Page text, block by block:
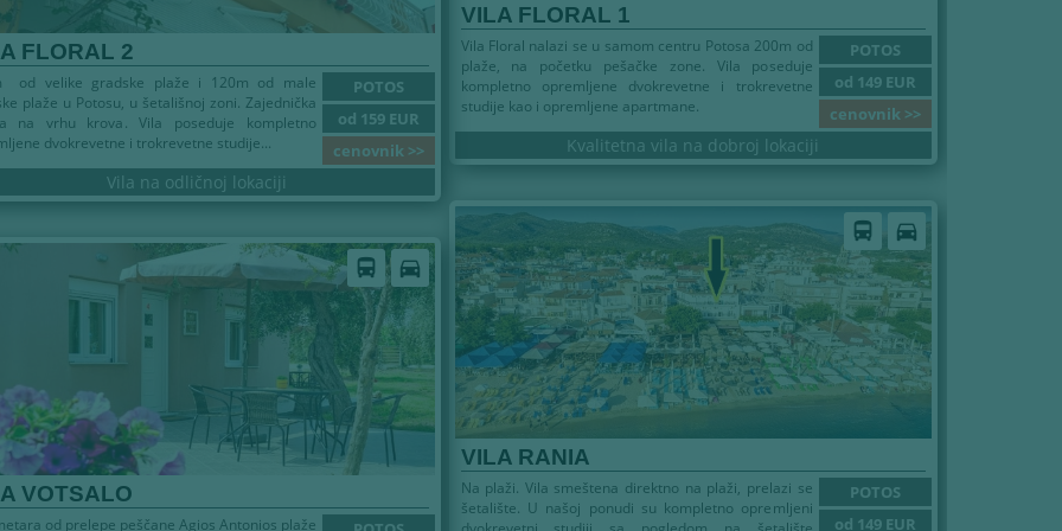
VILA FLORAL 1
POTOS
od 149 EUR
cenovnik >>
Vila Floral nalazi se u samom centru Potosa 200m od
plaže, na početku pešačke zone. Vila poseduje
kompletno opremljene dvokrevetne i trokrevetne
studije kao i opremljene apartmane.
Kvalitetna vila na dobroj lokaciji
FLORAL 2
POTOS
od 159 EUR
cenovnik >>
od velike gradske plaže i 120m od male
plaže u Potosu, u šetališnoj zoni. Zajednička
na vrhu krova. Vila poseduje kompletno
dvokrevetne i trokrevetne studije...
Vila na odličnoj lokaciji
directions_bus directions_car
VILA RANIA
POTOS
od 149 EUR
Na plaži. Vila smeštena direktno na plaži, prelazi se
šetalište. U našoj ponudi su kompletno opremljeni
directions_bus directions_car
VOTSALO
od prelepe peščane Agios Antonios plaže